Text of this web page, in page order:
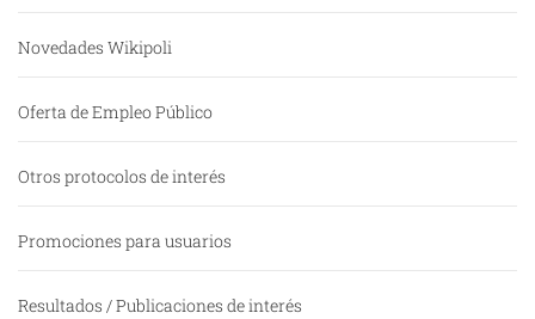
Novedades Wikipoli
Oferta de Empleo Público
Otros protocolos de interés
Promociones para usuarios
Resultados / Publicaciones de interés